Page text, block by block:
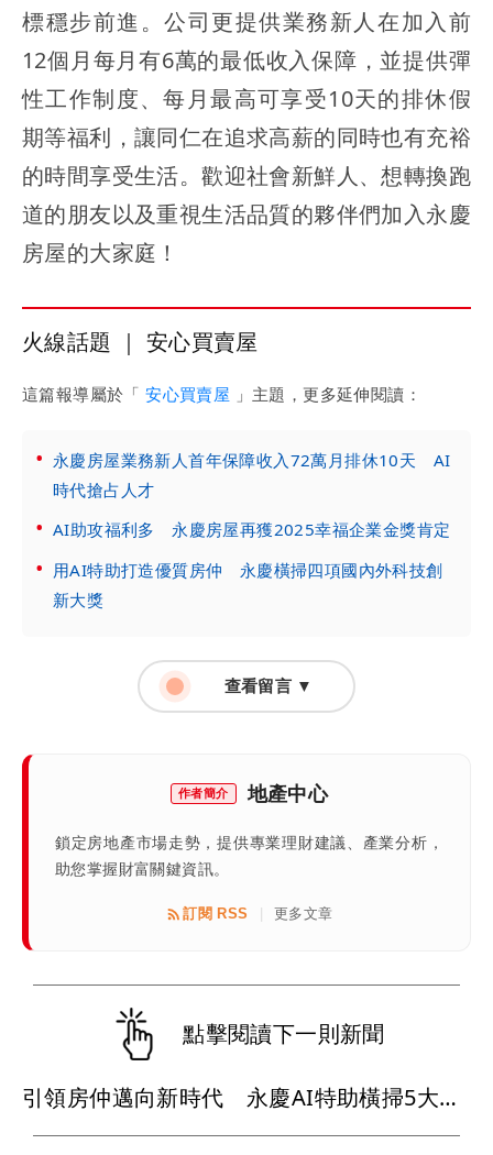
標穩步前進。公司更提供業務新人在加入前
12個月每月有6萬的最低收入保障，並提供彈
性工作制度、每月最高可享受10天的排休假
期等福利，讓同仁在追求高薪的同時也有充裕
的時間享受生活。歡迎社會新鮮人、想轉換跑
道的朋友以及重視生活品質的夥伴們加入永慶
房屋的大家庭！
火線話題 ｜ 安心買賣屋
這篇報導屬於「安心買賣屋 」主題，更多延伸閱讀：
永慶房屋業務新人首年保障收入72萬月排休10天 AI
時代搶占人才
AI助攻福利多 永慶房屋再獲2025幸福企業金獎肯定
用AI特助打造優質房仲 永慶橫掃四項國內外科技創
新大獎
查看留言 ▼
作者簡介 地產中心
鎖定房地產市場走勢，提供專業理財建議、產業分析，
助您掌握財富關鍵資訊。
訂閱 RSS 更多文章
點擊閱讀下一則新聞
引領房仲邁向新時代 永慶AI特助橫掃5大獎帶看率飆升200%